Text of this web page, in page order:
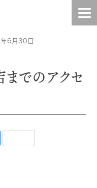
6月30日
までのアクセ
共